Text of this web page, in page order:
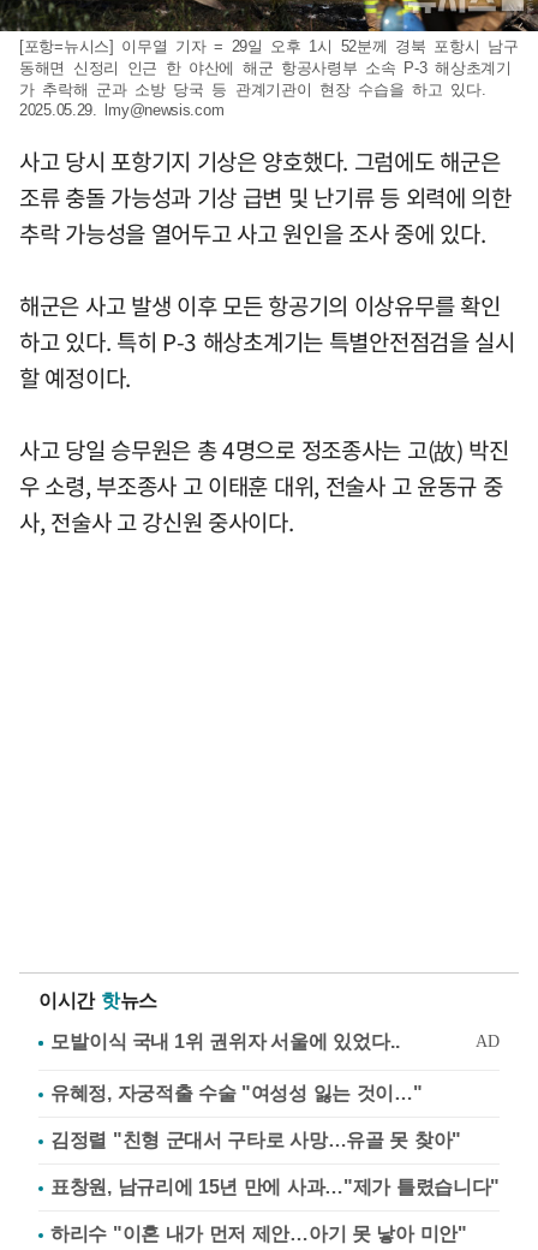
[포항=뉴시스] 이무열 기자 = 29일 오후 1시 52분께 경북 포항시 남구
동해면 신정리 인근 한 야산에 해군 항공사령부 소속 P-3 해상초계기
가 추락해 군과 소방 당국 등 관계기관이 현장 수습을 하고 있다.
2025.05.29. lmy@newsis.com
사고 당시 포항기지 기상은 양호했다. 그럼에도 해군은
조류 충돌 가능성과 기상 급변 및 난기류 등 외력에 의한
추락 가능성을 열어두고 사고 원인을 조사 중에 있다.
해군은 사고 발생 이후 모든 항공기의 이상유무를 확인
하고 있다. 특히 P-3 해상초계기는 특별안전점검을 실시
할 예정이다.
사고 당일 승무원은 총 4명으로 정조종사는 고(故) 박진
우 소령, 부조종사 고 이태훈 대위, 전술사 고 윤동규 중
사, 전술사 고 강신원 중사이다.
이시간 핫뉴스
유혜정, 자궁적출 수술 "여성성 잃는 것이…"
김정렬 "친형 군대서 구타로 사망…유골 못 찾아"
표창원, 남규리에 15년 만에 사과…"제가 틀렸습니다"
하리수 "이혼 내가 먼저 제안…아기 못 낳아 미안"